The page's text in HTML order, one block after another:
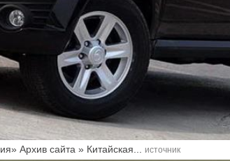
Архив сайта » Китайская... источник